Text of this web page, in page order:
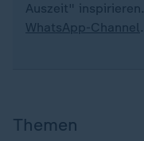
Auszeit" inspirieren.
WhatsApp-Channel.
Themen